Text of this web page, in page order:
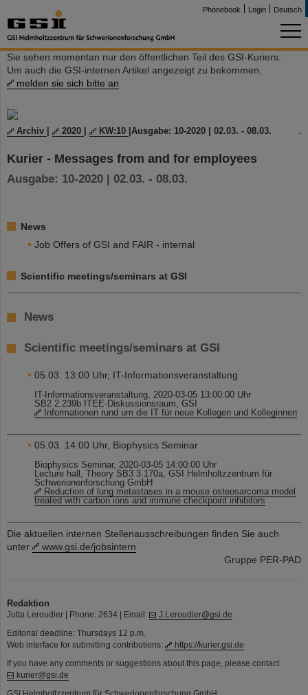
Phonebook Login Deutsch
Sie sehen momentan nur den öffentlichen Teil des GSI-Kuriers.
Um auch die GSI-internen Artikel angezeigt zu bekommen,
melden sie sich bitte an
Archiv 2020 KW:10 Ausgabe: 10-2020 | 02.03. - 08.03.
Kurier - Messages from and for employees
Ausgabe: 10-2020 | 02.03. - 08.03.
News
Job Offers of GSI and FAIR - internal
Scientific meetings/seminars at GSI
News
Scientific meetings/seminars at GSI
05.03. 13:00 Uhr, IT-Informationsveranstaltung
IT-Informationsveranstaltung, 2020-03-05 13:00:00 Uhr
SB2 2.239b ITEE-Diskussionsraum, GSI
Informationen rund um die IT für neue Kollegen und Kolleginnen
05.03. 14:00 Uhr, Biophysics Seminar
Biophysics Seminar, 2020-03-05 14:00:00 Uhr
Lecture hall, Theory SB3 3.170a, GSI Helmholtzzentrum für
Schwerionenforschung GmbH
Reduction of lung metastases in a mouse osteosarcoma model
treated with carbon ions and immune checkpoint inhibitors
Die aktuellen internen Stellenausschreibungen finden Sie auch
unter
www.gsi.de/jobsintern
Gruppe PER-PAD
Redaktion
Jutta Leroudier | Phone: 2634 | Email:
J.Leroudier@gsi.de
Editorial deadline: Thursdays 12 p.m.
Web interface for submitting contributions:
https://kurier.gsi.de
If you have any comments or suggestions about this page, please contact
kurier@gsi.de